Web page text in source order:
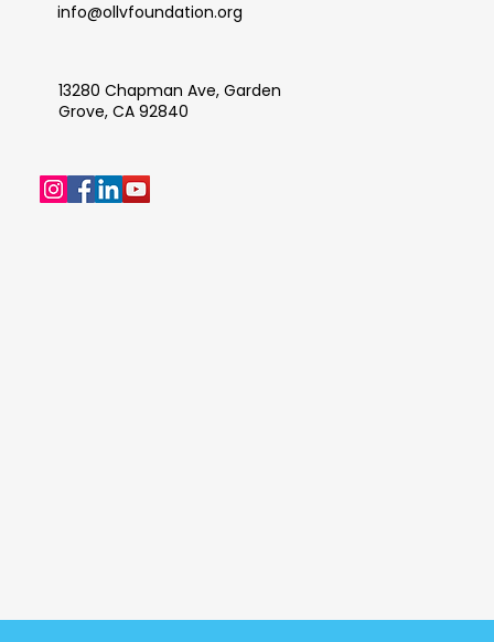
info@ollvfoundation.org
13280 Chapman Ave, Garden
Grove, CA 92840